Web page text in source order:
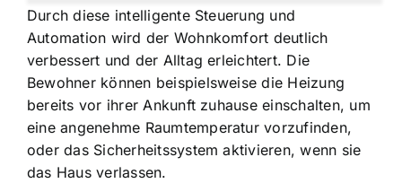
Durch diese intelligente Steuerung und
Automation wird der Wohnkomfort deutlich
verbessert und der Alltag erleichtert. Die
Bewohner können beispielsweise die Heizung
bereits vor ihrer Ankunft zuhause einschalten, um
eine angenehme Raumtemperatur vorzufinden,
oder das Sicherheitssystem aktivieren, wenn sie
das Haus verlassen.